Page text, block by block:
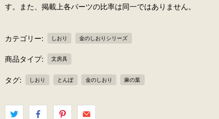
す。また、掲載上各パーツの比率は同一ではありません。
カテゴリー: しおり 金のしおりシリーズ
商品タイプ: 文房具
タグ: しおり とんぼ 金のしおり 麻の葉